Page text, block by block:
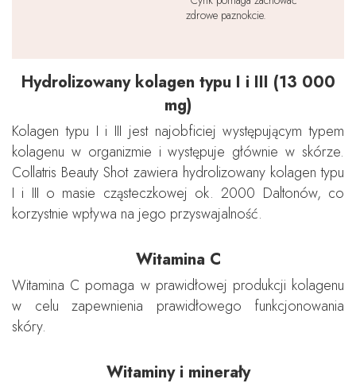
zdrowe paznokcie.
Hydrolizowany kolagen typu I i III (13 000
mg)
Kolagen typu I i III jest najobficiej występującym typem
kolagenu w organizmie i występuje głównie w skórze.
Collatris Beauty Shot zawiera hydrolizowany kolagen typu
I i III o masie cząsteczkowej ok. 2000 Daltonów, co
korzystnie wpływa na jego przyswajalność.
Witamina C
Witamina C pomaga w prawidłowej produkcji kolagenu
w celu zapewnienia prawidłowego funkcjonowania
skóry.
Witaminy i minerały